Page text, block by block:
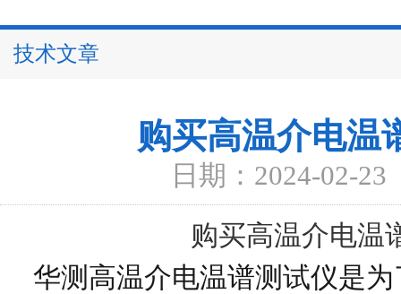
技术文章
购买高温介电温
日期：2024-02-23
购买高温介电温
华测 高温介电温谱测试仪是